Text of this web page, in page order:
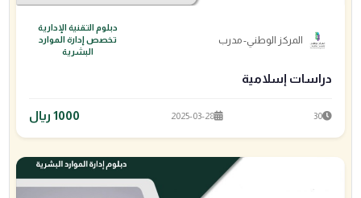
المركز الوطني- مدرب
دبلوم التقنية الإدارية
تخصص إدارة الموارد
البشرية
دراسات إسلامية
30
2025-03-28 1000 ريال